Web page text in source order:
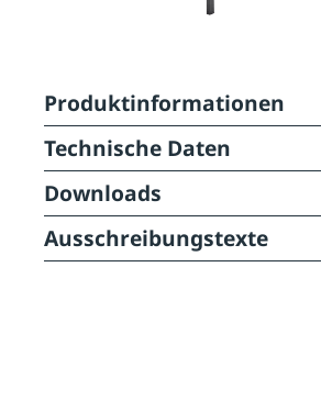
Produktinformationen
Technische Daten
Downloads
Ausschreibungstexte